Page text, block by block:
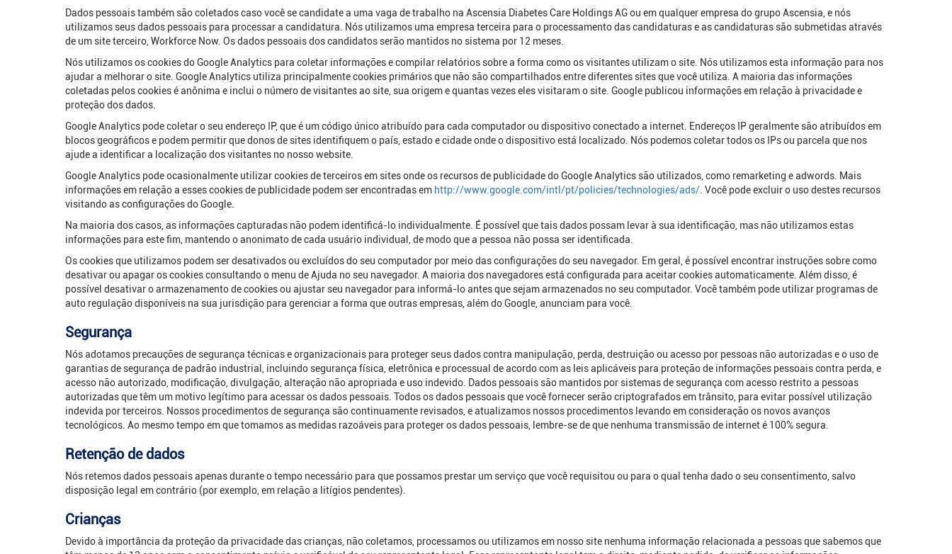
Dados pessoais também são coletados caso você se candidate a uma vaga de trabalho na Ascensia Diabetes Care Holdings AG ou em qualquer empresa do grupo Ascensia, e nós
utilizamos seus dados pessoais para processar a candidatura. Nós utilizamos uma empresa terceira para o processamento das candidaturas e as candidaturas são submetidas através
de um site terceiro, Workforce Now. Os dados pessoais dos candidatos serão mantidos no sistema por 12 meses.
Nós utilizamos os cookies do Google Analytics para coletar informações e compilar relatórios sobre a forma como os visitantes utilizam o site. Nós utilizamos esta informação para nos
ajudar a melhorar o site. Google Analytics utiliza principalmente cookies primários que não são compartilhados entre diferentes sites que você utiliza. A maioria das informações
coletadas pelos cookies é anônima e inclui o número de visitantes ao site, sua origem e quantas vezes eles visitaram o site. Google publicou informações em relação à privacidade e
proteção dos dados.
Google Analytics pode coletar o seu endereço IP, que é um código único atribuído para cada computador ou dispositivo conectado a internet. Endereços IP geralmente são atribuídos em
blocos geográficos e podem permitir que donos de sites identifiquem o país, estado e cidade onde o dispositivo está localizado. Nós podemos coletar todos os IPs ou parcela que nos
ajude a identificar a localização dos visitantes no nosso website.
Google Analytics pode ocasionalmente utilizar cookies de terceiros em sites onde os recursos de publicidade do Google Analytics são utilizados, como remarketing e adwords. Mais
informações em relação a esses cookies de publicidade podem ser encontradas em http://www.google.com/intl/pt/policies/technologies/ads/ . Você pode excluir o uso destes recursos
visitando as configurações do Google.
Na maioria dos casos, as informações capturadas não podem identificá-lo individualmente. É possível que tais dados possam levar à sua identificação, mas não utilizamos estas
informações para este fim, mantendo o anonimato de cada usuário individual, de modo que a pessoa não possa ser identificada.
Os cookies que utilizamos podem ser desativados ou excluídos do seu computador por meio das configurações do seu navegador. Em geral, é possível encontrar instruções sobre como
desativar ou apagar os cookies consultando o menu de Ajuda no seu navegador. A maioria dos navegadores está configurada para aceitar cookies automaticamente. Além disso, é
possível desativar o armazenamento de cookies ou ajustar seu navegador para informá-lo antes que sejam armazenados no seu computador. Você também pode utilizar programas de
auto regulação disponíveis na sua jurisdição para gerenciar a forma que outras empresas, além do Google, anunciam para você.
Segurança
Nós adotamos precauções de segurança técnicas e organizacionais para proteger seus dados contra manipulação, perda, destruição ou acesso por pessoas não autorizadas e o uso de
garantias de segurança de padrão industrial, incluindo segurança física, eletrônica e processual de acordo com as leis aplicáveis para proteção de informações pessoais contra perda, e
acesso não autorizado, modificação, divulgação, alteração não apropriada e uso indevido. Dados pessoais são mantidos por sistemas de segurança com acesso restrito a pessoas
autorizadas que têm um motivo legítimo para acessar os dados pessoais. Todos os dados pessoais que você fornecer serão criptografados em trânsito, para evitar possível utilização
indevida por terceiros. Nossos procedimentos de segurança são continuamente revisados, e atualizamos nossos procedimentos levando em consideração os novos avanços
tecnológicos. Ao mesmo tempo em que tomamos as medidas razoáveis para proteger os dados pessoais, lembre-se de que nenhuma transmissão de internet é 100% segura.
Retenção de dados
Nós retemos dados pessoais apenas durante o tempo necessário para que possamos prestar um serviço que você requisitou ou para o qual tenha dado o seu consentimento, salvo
disposição legal em contrário (por exemplo, em relação a litígios pendentes).
Crianças
Devido à importância da proteção da privacidade das crianças, não coletamos, processamos ou utilizamos em nosso site nenhuma informação relacionada a pessoas que sabemos que